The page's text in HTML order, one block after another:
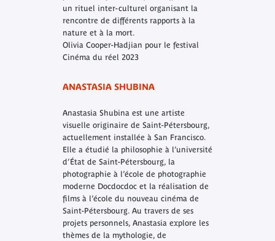
un rituel inter-culturel organisant la
rencontre de différents rapports à la
nature et à la mort.
Olivia Cooper-Hadjian pour le festival
Cinéma du réel 2023
ANASTASIA SHUBINA
Anastasia Shubina est une artiste
visuelle originaire de Saint-Pétersbourg,
actuellement installée à San Francisco.
Elle a étudié la philosophie à l’université
d’État de Saint-Pétersbourg, la
photographie à l’école de photographie
moderne Docdocdoc et la réalisation de
films à l’école du nouveau cinéma de
Saint-Pétersbourg. Au travers de ses
projets personnels, Anastasia explore les
thèmes de la mythologie, de